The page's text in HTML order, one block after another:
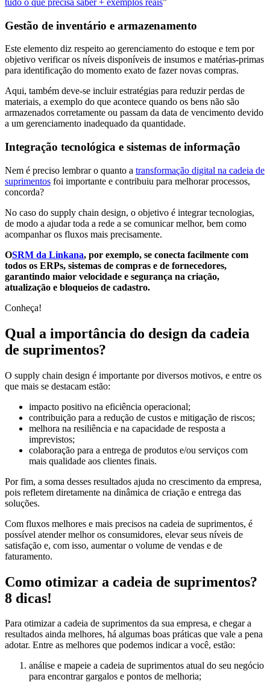
tudo o que precisa saber + exemplos reais”
Gestão de inventário e armazenamento
Este elemento diz respeito ao gerenciamento do estoque e tem por
objetivo verificar os níveis disponíveis de insumos e matérias-primas
para identificação do momento exato de fazer novas compras.
Aqui, também deve-se incluir estratégias para reduzir perdas de
materiais, a exemplo do que acontece quando os bens não são
armazenados corretamente ou passam da data de vencimento devido
a um gerenciamento inadequado da quantidade.
Integração tecnológica e sistemas de informação
Nem é preciso lembrar o quanto a transformação digital na cadeia de
suprimentos foi importante e contribuiu para melhorar processos,
concorda?
No caso do supply chain design, o objetivo é integrar tecnologias,
de modo a ajudar toda a rede a se comunicar melhor, bem como
acompanhar os fluxos mais precisamente.
OSRM da Linkana, por exemplo, se conecta facilmente com
todos os ERPs, sistemas de compras e de fornecedores,
garantindo maior velocidade e segurança na criação,
atualização e bloqueios de cadastro.
Conheça!
Qual a importância do design da cadeia
de suprimentos?
O supply chain design é importante por diversos motivos, e entre os
que mais se destacam estão:
impacto positivo na eficiência operacional;
contribuição para a redução de custos e mitigação de riscos;
melhora na resiliência e na capacidade de resposta a
imprevistos;
colaboração para a entrega de produtos e/ou serviços com
mais qualidade aos clientes finais.
Por fim, a soma desses resultados ajuda no crescimento da empresa,
pois refletem diretamente na dinâmica de criação e entrega das
soluções.
Com fluxos melhores e mais precisos na cadeia de suprimentos, é
possível atender melhor os consumidores, elevar seus níveis de
satisfação e, com isso, aumentar o volume de vendas e de
faturamento.
Como otimizar a cadeia de suprimentos?
8 dicas!
Para otimizar a cadeia de suprimentos da sua empresa, e chegar a
resultados ainda melhores, há algumas boas práticas que vale a pena
adotar. Entre as melhores que podemos indicar a você, estão:
análise e mapeie a cadeia de suprimentos atual do seu negócio
para encontrar gargalos e pontos de melhoria;